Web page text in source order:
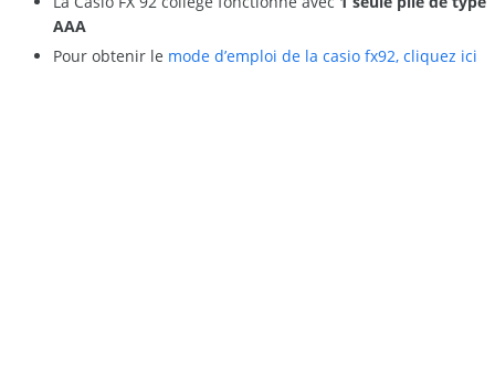
AAA
Pour obtenir le mode d’emploi de la casio fx92, cliquez ici